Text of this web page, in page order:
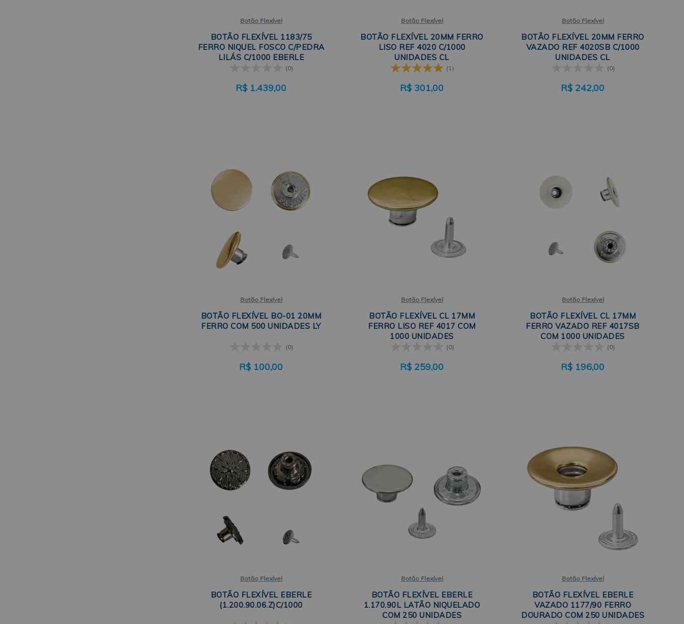
Botão Flexível
BOTÃO FLEXÍVEL 1183/75
FERRO NIQUEL FOSCO C/PEDRA
LILÁS C/1000 EBERLE
(0)
R$ 1.439,00
Botão Flexível
BOTÃO FLEXÍVEL 20MM FERRO
LISO REF 4020 C/1000
UNIDADES CL
(1)
R$ 301,00
Botão Flexível
BOTÃO FLEXÍVEL 20MM FERRO
VAZADO REF 4020SB C/1000
UNIDADES CL
(0)
R$ 242,00
Botão Flexível
BOTÃO FLEXÍVEL BO-01 20MM
FERRO COM 500 UNIDADES LY
(0)
R$ 100,00
Botão Flexível
BOTÃO FLEXÍVEL CL 17MM
FERRO LISO REF 4017 COM
1000 UNIDADES
(0)
R$ 259,00
Botão Flexível
BOTÃO FLEXÍVEL CL 17MM
FERRO VAZADO REF 4017SB
COM 1000 UNIDADES
(0)
R$ 196,00
Botão Flexível
BOTÃO FLEXÍVEL EBERLE
(1.200.90.06.Z)C/1000
Botão Flexível
BOTÃO FLEXÍVEL EBERLE
1.170.90L LATÃO NIQUELADO
COM 250 UNIDADES
Botão Flexível
BOTÃO FLEXÍVEL EBERLE
VAZADO 1177/90 FERRO
DOURADO COM 250 UNIDADES